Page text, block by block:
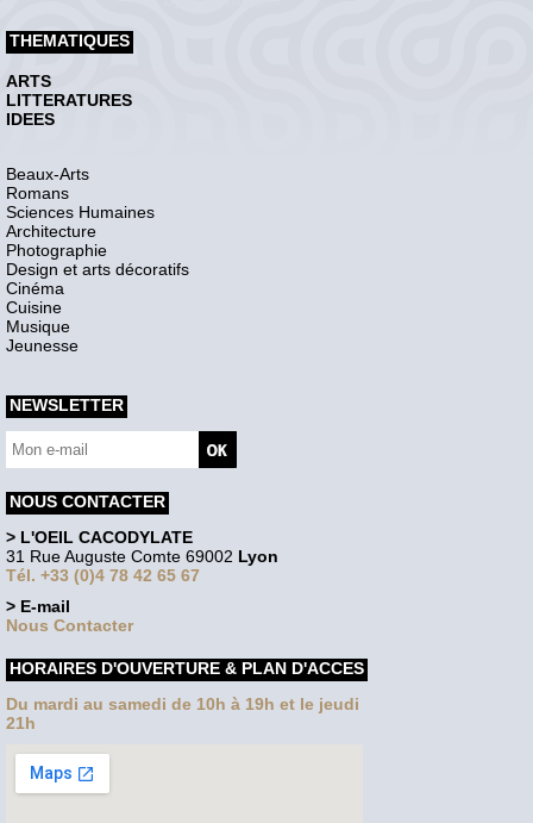
THEMATIQUES
ARTS
LITTERATURES
IDEES
Beaux-Arts
Romans
Sciences Humaines
Architecture
Photographie
Design et arts décoratifs
Cinéma
Cuisine
Musique
Jeunesse
NEWSLETTER
NOUS CONTACTER
> L'OEIL CACODYLATE
31 Rue Auguste Comte 69002 Lyon
Tél. +33 (0)4 78 42 65 67
> E-mail
Nous Contacter
HORAIRES D'OUVERTURE & PLAN D'ACCES
Du mardi au samedi de 10h à 19h et le jeudi
21h